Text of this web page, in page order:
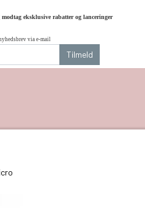
eksklusive rabatter og lanceringer
via e-mail
Tilmeld